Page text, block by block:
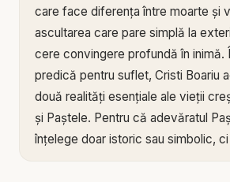
care face diferența între moarte și
ascultarea care pare simplă la
cere convingere profundă în inimă.
predică pentru suflet, Cristi Boariu
două realități esențiale ale vieții
și Paștele. Pentru că adevăratul
înțelege doar istoric sau simbolic, ci